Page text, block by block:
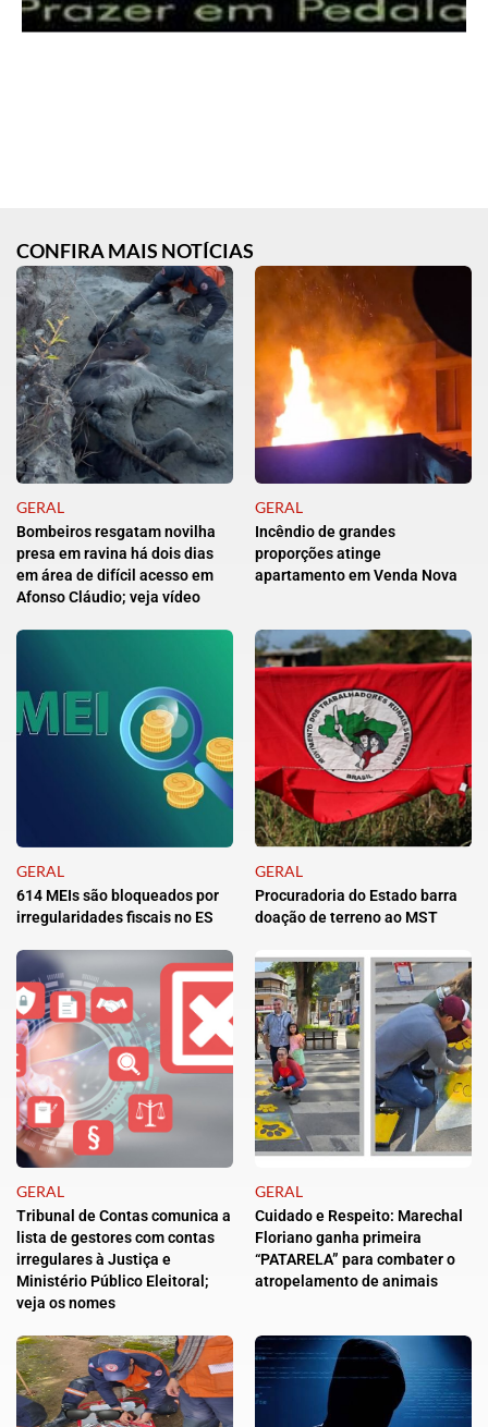
CONFIRA MAIS NOTÍCIAS
GERAL
Bombeiros resgatam novilha
presa em ravina há dois dias
em área de difícil acesso em
Afonso Cláudio; veja vídeo
GERAL
Incêndio de grandes
proporções atinge
apartamento em Venda Nova
GERAL
614 MEIs são bloqueados por
irregularidades fiscais no ES
GERAL
Procuradoria do Estado barra
doação de terreno ao MST
GERAL
Tribunal de Contas comunica a
lista de gestores com contas
irregulares à Justiça e
Ministério Público Eleitoral;
veja os nomes
GERAL
Cuidado e Respeito: Marechal
Floriano ganha primeira
“PATARELA” para combater o
atropelamento de animais